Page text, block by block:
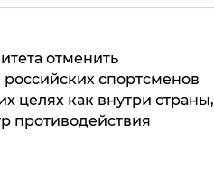
отменить
спортсменов
целях как внутри страны,
противодействия